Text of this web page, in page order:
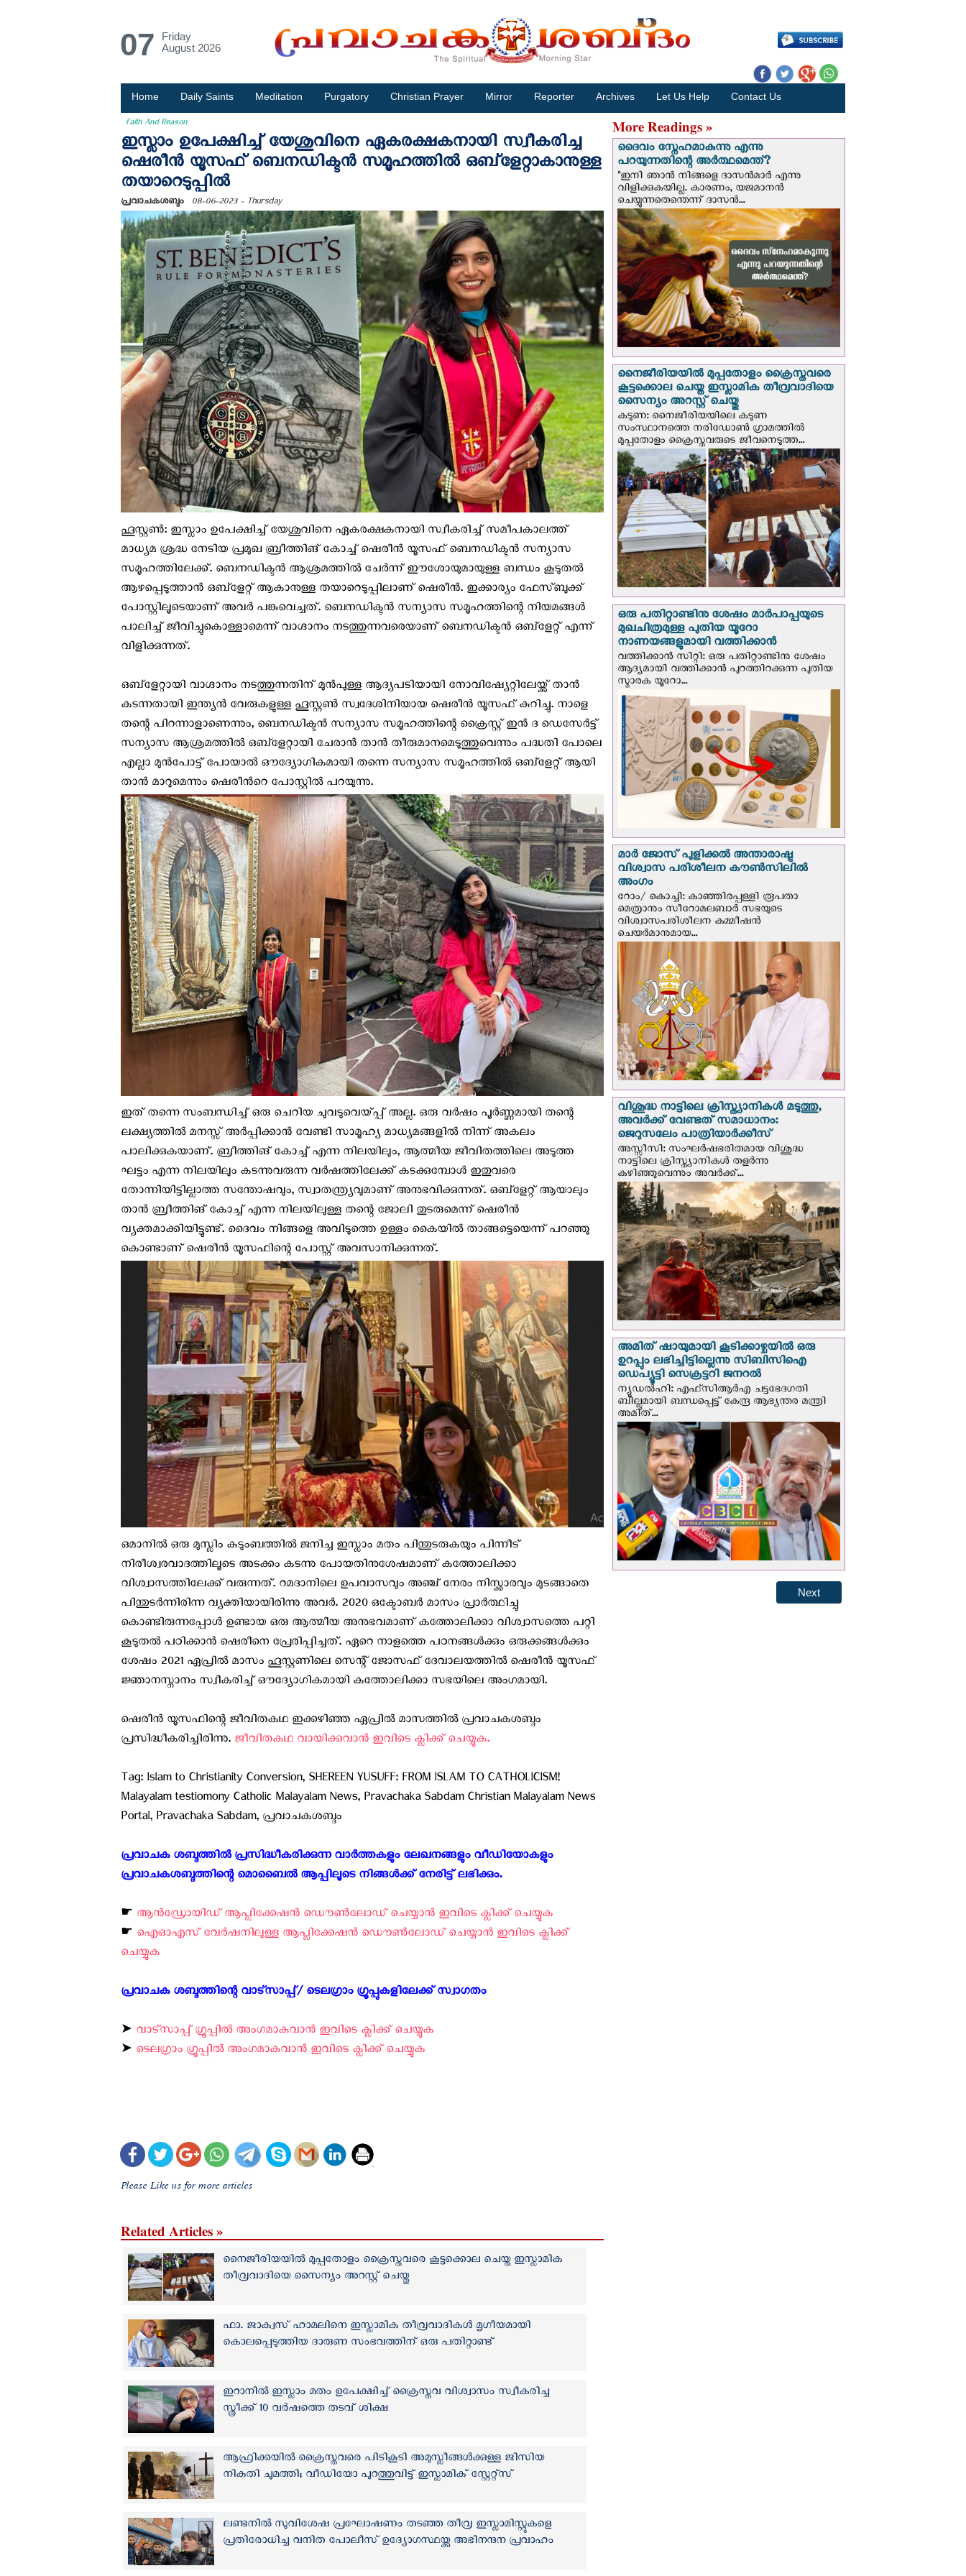
07
Friday
August 2026
Home Daily Saints Meditation Purgatory Christian Prayer Mirror Reporter Archives Let Us Help Contact Us
Faith And Reason
ഇസ്ലാം ഉപേക്ഷിച്ച് യേശുവിനെ ഏകരക്ഷകനായി സ്വീകരിച്ച
ഷെരീൻ യൂസഫ് ബെനഡിക്ടൻ സമൂഹത്തില്‍ ഒബ്ളേറ്റാകാനുള്ള
തയാറെടുപ്പില്‍
പ്രവാചകശബ്ദം 08-06-2023 - Thursday
ഹൂസ്റ്റണ്‍: ഇസ്ലാം ഉപേക്ഷിച്ച് യേശുവിനെ ഏകരക്ഷകനായി സ്വീകരിച്ച് സമീപകാലത്ത്
മാധ്യമ ശ്രദ്ധ നേടിയ പ്രമുഖ ബ്രീത്തിങ് കോച്ച് ഷെരീൻ യൂസഫ് ബെനഡിക്ടൻ സന്യാസ
സമൂഹത്തിലേക്ക്. ബെനഡിക്ടന്‍ ആശ്രമത്തില്‍ ചേര്‍ന്ന് ഈശോയുമായുള്ള ബന്ധം കൂടുതല്‍
ആഴപ്പെടുത്താന്‍ ഒബ്ളേറ്റ് ആകാനുള്ള തയാറെടുപ്പിലാണ് ഷെരീൻ. ഇക്കാര്യം ഫേസ്ബുക്ക്
പോസ്റ്റിലൂടെയാണ് അവര്‍ പങ്കുവെച്ചത്. ബെനഡിക്ടൻ സന്യാസ സമൂഹത്തിന്റെ നിയമങ്ങൾ
പാലിച്ച് ജീവിച്ചുകൊള്ളാമെന്ന് വാഗ്ദാനം നടത്തുന്നവരെയാണ് ബെനഡിക്ടന്‍ ഒബ്ളേറ്റ് എന്ന്
വിളിക്കുന്നത്.
ഒബ്ളേറ്റായി വാഗ്ദാനം നടത്തുന്നതിന് മുന്‍പുള്ള ആദ്യപടിയായി നോവിഷ്യേറ്റിലേയ്ക്ക് താൻ
കടന്നതായി ഇന്ത്യന്‍ വേരുകളുള്ള ഹൂസ്റ്റൺ സ്വദേശിനിയായ ഷെരീൻ യൂസഫ് കുറിച്ചു. നാളെ
തന്റെ പിറന്നാളാണെന്നും, ബെനഡിക്ടന്‍ സന്യാസ സമൂഹത്തിന്റെ ക്രൈസ്റ്റ് ഇൻ ദ ഡെസേർട്ട്
സന്യാസ ആശ്രമത്തിൽ ഒബ്ളേറ്റായി ചേരാൻ താൻ തീരുമാനമെടുത്തുവെന്നും പദ്ധതി പോലെ
എല്ലാ മുന്‍പോട്ട് പോയാൽ ഔദ്യോഗികമായി തന്നെ സന്യാസ സമൂഹത്തില്‍ ഒബ്ളേറ്റ് ആയി
താൻ മാറുമെന്നും ഷെരീന്‍റെ പോസ്റ്റില്‍ പറയുന്നു.
ഇത് തന്നെ സംബന്ധിച്ച് ഒരു ചെറിയ ചുവടുവെയ്പ്പ് അല്ല. ഒരു വർഷം പൂർണ്ണമായി തന്റെ
ലക്ഷ്യത്തിൽ മനസ്സ് അർപ്പിക്കാൻ വേണ്ടി സാമൂഹ്യ മാധ്യമങ്ങളിൽ നിന്ന് അകലം
പാലിക്കുകയാണ്. ബ്രീത്തിങ് കോച്ച് എന്ന നിലയിലും, ആത്മീയ ജീവിതത്തിലെ അടുത്ത
ഘട്ടം എന്ന നിലയിലും കടന്നുവരുന്ന വർഷത്തിലേക്ക് കടക്കുമ്പോൾ ഇതുവരെ
തോന്നിയിട്ടില്ലാത്ത സന്തോഷവും, സ്വാതന്ത്ര്യവുമാണ് അനുഭവിക്കുന്നത്. ഒബ്ളേറ്റ് ആയാലും
താൻ ബ്രീത്തിങ് കോച്ച് എന്ന നിലയിലുള്ള തന്റെ ജോലി തുടരുമെന്ന് ഷെരീൻ
വ്യക്തമാക്കിയിട്ടുണ്ട്. ദൈവം നിങ്ങളെ അവിടുത്തെ ഉള്ളം കൈയില്‍ താങ്ങട്ടെയെന്ന് പറഞ്ഞു
കൊണ്ടാണ് ഷെരീൻ യൂസഫിന്റെ പോസ്റ്റ് അവസാനിക്കുന്നത്.
ഒമാനിൽ ഒരു മുസ്ലിം കുടുംബത്തിൽ ജനിച്ച ഇസ്ലാം മതം പിന്തുടരുകയും പിന്നീട്
നിരീശ്വരവാദത്തിലൂടെ അടക്കം കടന്നു പോയതിനുശേഷമാണ് കത്തോലിക്കാ
വിശ്വാസത്തിലേക്ക് വരുന്നത്. റമദാനിലെ ഉപവാസവും അഞ്ച് നേരം നിസ്ക്കാരവും മുടങ്ങാതെ
പിന്തുടര്‍ന്നിരിന്ന വ്യക്തിയായിരിന്നു അവര്‍. 2020 ഒക്ടോബർ മാസം പ്രാർത്ഥിച്ചു
കൊണ്ടിരുന്നപ്പോൾ ഉണ്ടായ ഒരു ആത്മീയ അനുഭവമാണ് കത്തോലിക്കാ വിശ്വാസത്തെ പറ്റി
കൂടുതൽ പഠിക്കാൻ ഷെരീനെ പ്രേരിപ്പിച്ചത്. ഏറെ നാളത്തെ പഠനങ്ങൾക്കും ഒരുക്കങ്ങള്‍ക്കും
ശേഷം 2021 ഏപ്രിൽ മാസം ഹൂസ്റ്റണിലെ സെന്റ് ജോസഫ് ദേവാലയത്തിൽ ഷെരീൻ യൂസഫ്
ജ്ഞാനസ്നാനം സ്വീകരിച്ച് ഔദ്യോഗികമായി കത്തോലിക്കാ സഭയിലെ അംഗമായി.
ഷെരീൻ യൂസഫിന്റെ ജീവിതകഥ ഇക്കഴിഞ്ഞ ഏപ്രില്‍ മാസത്തില്‍ പ്രവാചകശബ്ദം
പ്രസിദ്ധീകരിച്ചിരിന്നു. ജീവിതകഥ വായിക്കുവാന്‍ ഇവിടെ ക്ലിക്ക് ചെയ്യുക. ‍
Tag: Islam to Christianity Conversion, SHEREEN YUSUFF: FROM ISLAM TO CATHOLICISM!
Malayalam testiomony Catholic Malayalam News, Pravachaka Sabdam Christian Malayalam News
Portal, Pravachaka Sabdam, പ്രവാചകശബ്ദം
പ്രവാചക ശബ്ദത്തിൽ പ്രസിദ്ധീകരിക്കുന്ന വാർത്തകളും ലേഖനങ്ങളും വീഡിയോകളും
പ്രവാചകശബ്ദത്തിന്റെ മൊബൈൽ ആപ്പിലൂടെ നിങ്ങൾക്ക് നേരിട്ട് ലഭിക്കും. ‍
☛ ആന്‍ഡ്രോയിഡ് ആപ്ലിക്കേഷന്‍ ഡൌണ്‍ലോഡ് ചെയ്യാന്‍ ഇവിടെ ക്ലിക്ക് ചെയ്യുക ‍
☛ ഐ‌ഓ‌എസ് വേര്‍ഷനിലുള്ള ആപ്ലിക്കേഷന്‍ ഡൌണ്‍ലോഡ് ചെയ്യാന്‍ ഇവിടെ ക്ലിക്ക്
ചെയ്യുക ‍
പ്രവാചക ശബ്ദത്തിന്റെ വാട്സാപ്പ്/ ടെലഗ്രാം ഗ്രൂപ്പുകളിലേക്ക് സ്വാഗതം ‍
➤ വാട്സാപ്പ് ഗ്രൂപ്പിൽ അംഗമാകുവാൻ ഇവിടെ ക്ലിക്ക് ചെയ്യുക
➤ ടെലഗ്രാം ഗ്രൂപ്പിൽ അംഗമാകുവാൻ ഇവിടെ ക്ലിക്ക് ചെയ്യുക
Please Like us for more articles
Related Articles »
നൈജീരിയയില്‍ മുപ്പതോളം ക്രൈസ്തവരെ കൂട്ടക്കൊല ചെയ്ത ഇസ്ലാമിക
തീവ്രവാദിയെ സൈന്യം അറസ്റ്റ് ചെയ്തു
ഫാ. ജാക്വസ് ഹാമലിനെ ഇസ്ലാമിക തീവ്രവാദികള്‍ മൃഗീയമായി
കൊലപ്പെടുത്തിയ ദാരുണ സംഭവത്തിന് ഒരു പതിറ്റാണ്ട്
ഇറാനില്‍ ഇസ്ലാം മതം ഉപേക്ഷിച്ച് ക്രൈസ്തവ വിശ്വാസം സ്വീകരിച്ച
സ്ത്രീക്ക് 10 വര്‍ഷത്തെ തടവ് ശിക്ഷ
ആഫ്രിക്കയില്‍ ക്രൈസ്തവരെ പിടികൂടി അമുസ്ലീങ്ങള്‍ക്കുള്ള ജിസിയ
നികുതി ചുമത്തി; വീഡിയോ പുറത്തുവിട്ട് ഇസ്ലാമിക് സ്റ്റേറ്റ്സ്
ലണ്ടനിൽ സുവിശേഷ പ്രഘോഷണം തടഞ്ഞ തീവ്ര ഇസ്ലാമിസ്റ്റുകളെ
പ്രതിരോധിച്ച വനിത പോലീസ് ഉദ്യോഗസ്ഥയ്ക്കു അഭിനന്ദന പ്രവാഹം
More Readings »
ദൈവം സ്നേഹമാകുന്നു എന്നു
പറയുന്നതിന്റെ അർത്ഥമെന്ത്?
"ഇനി ഞാന്‍ നിങ്ങളെ ദാസന്‍മാര്‍ എന്നു
വിളിക്കുകയില്ല. കാരണം, യജമാനന്‍
ചെയ്യുന്നതെന്തെന്ന് ദാസന്‍...
നൈജീരിയയില്‍ മുപ്പതോളം ക്രൈസ്തവരെ
കൂട്ടക്കൊല ചെയ്ത ഇസ്ലാമിക തീവ്രവാദിയെ
സൈന്യം അറസ്റ്റ് ചെയ്തു
കടുണ: നൈജീരിയയിലെ കടുണ
സംസ്ഥാനത്തെ നരിഡോൺ ഗ്രാമത്തിൽ
മുപ്പതോളം ക്രൈസ്തവരുടെ ജീവനെടുത്ത...
ഒരു പതിറ്റാണ്ടിനു ശേഷം മാർപാപ്പയുടെ
മുഖചിത്രമുള്ള പുതിയ യൂറോ
നാണയങ്ങളുമായി വത്തിക്കാന്‍
വത്തിക്കാന്‍ സിറ്റി: ഒരു പതിറ്റാണ്ടിനു ശേഷം
ആദ്യമായി വത്തിക്കാൻ പുറത്തിറക്കുന്ന പുതിയ
സ്മാരക യൂറോ...
മാർ ജോസ് പുളിക്കൽ അന്താരാഷ്ട്ര
വിശ്വാസ പരിശീലന കൗൺസിലിൽ
അംഗം
റോം/ കൊച്ചി: കാഞ്ഞിരപ്പള്ളി രൂപതാ
മെത്രാനും സീറോമലബാർ സഭയുടെ
വിശ്വാസപരിശീലന കമ്മീഷൻ
ചെയർമാനുമായ...
വിശുദ്ധ നാട്ടിലെ ക്രിസ്ത്യാനികൾ മടുത്തു,
അവർക്ക് വേണ്ടത് സമാധാനം:
ജെറുസലേം പാത്രിയാര്‍ക്കീസ്
അസ്സീസി: സംഘര്‍ഷഭരിതമായ വിശുദ്ധ
നാട്ടിലെ ക്രിസ്ത്യാനികൾ തളര്‍ന്നു
കഴിഞ്ഞുവെന്നും അവർക്ക്...
അമിത് ഷായുമായി കൂടിക്കാഴ്ചയില്‍ ഒരു
ഉറപ്പും ലഭിച്ചിട്ടില്ലെന്നു സിബിസിഐ
ഡെപ്യൂട്ടി സെക്രട്ടറി ജനറല്‍
ന്യൂഡല്‍ഹി: എഫ്‌സിആര്‍എ ചട്ടഭേദഗതി
ബില്ലുമായി ബന്ധപ്പെട്ട് കേന്ദ്ര ആഭ്യന്തര മന്ത്രി
അമിത്...
Next